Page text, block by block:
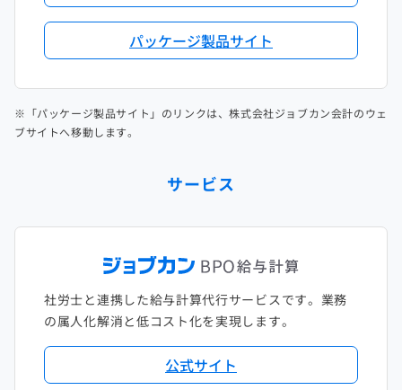
パッケージ製品サイト
※「パッケージ製品サイト」のリンクは、株式会社ジョブカン会計のウェ
ブサイトへ移動します。
サービス
社労士と連携した給与計算代行サービスです。業務
の属人化解消と低コスト化を実現します。
公式サイト